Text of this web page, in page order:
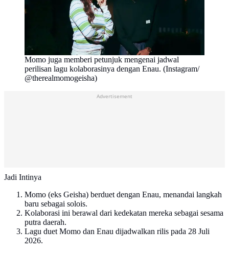
Momo juga memberi petunjuk mengenai jadwal
perilisan lagu kolaborasinya dengan Enau. (Instagram/
@therealmomogeisha)
Advertisement
Jadi Intinya
Momo (eks Geisha) berduet dengan Enau, menandai langkah
baru sebagai solois.
Kolaborasi ini berawal dari kedekatan mereka sebagai sesama
putra daerah.
Lagu duet Momo dan Enau dijadwalkan rilis pada 28 Juli
2026.